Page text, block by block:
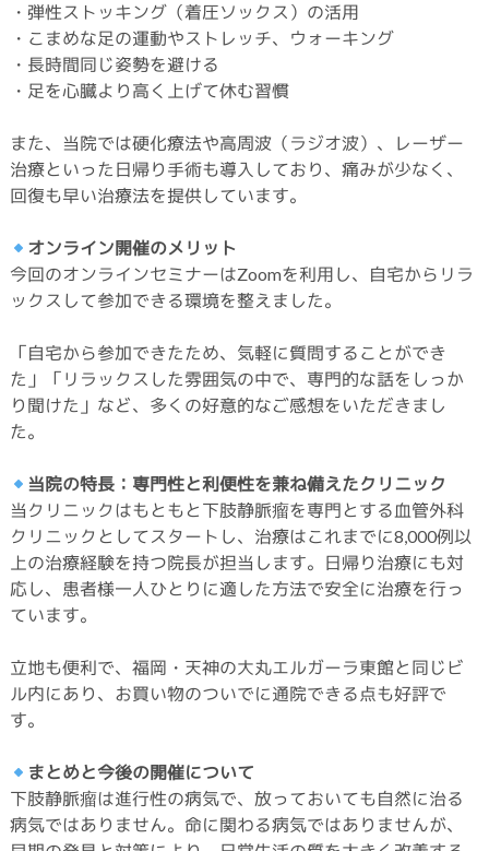
・弾性ストッキング（着圧ソックス）の活用
・こまめな足の運動やストレッチ、ウォーキング
・長時間同じ姿勢を避ける
・足を心臓より高く上げて休む習慣
また、当院では硬化療法や高周波（ラジオ波）、レーザー
治療といった日帰り手術も導入しており、痛みが少なく、
回復も早い治療法を提供しています。
オンライン開催のメリット
今回のオンラインセミナーはZoomを利用し、自宅からリラ
ックスして参加できる環境を整えました。
「自宅から参加できたため、気軽に質問することができ
た」「リラックスした雰囲気の中で、専門的な話をしっか
り聞けた」など、多くの好意的なご感想をいただきまし
た。
当院の特長：専門性と利便性を兼ね備えたクリニック
当クリニックはもともと下肢静脈瘤を専門とする血管外科
クリニックとしてスタートし、治療はこれまでに8,000例以
上の治療経験を持つ院長が担当します。日帰り治療にも対
応し、患者様一人ひとりに適した方法で安全に治療を行っ
ています。
立地も便利で、福岡・天神の大丸エルガーラ東館と同じビ
ル内にあり、お買い物のついでに通院できる点も好評で
す。
まとめと今後の開催について
下肢静脈瘤は進行性の病気で、放っておいても自然に治る
病気ではありません。命に関わる病気ではありませんが、